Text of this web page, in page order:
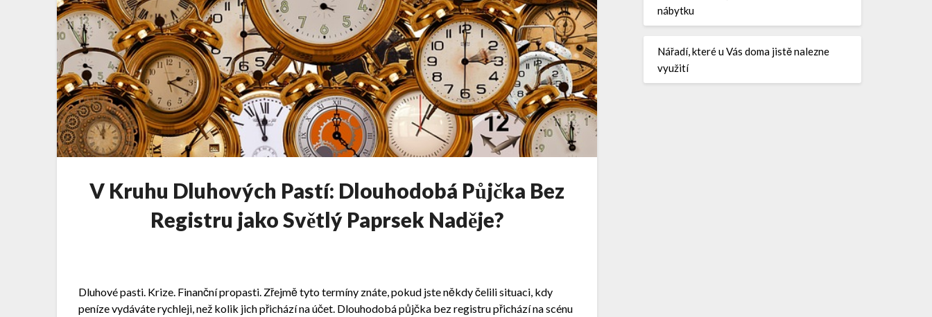
V Kruhu Dluhových Pastí: Dlouhodobá Půjčka Bez
Registru jako Světlý Paprsek Naděje?
Dluhové pasti. Krize. Finanční propasti. Zřejmě tyto termíny znáte, pokud jste někdy čelili situaci, kdy
peníze vydáváte rychleji, než kolik jich přichází na účet. Dlouhodobá půjčka bez registru přichází na scénu
nábytku
Nářadí, které u Vás doma jistě nalezne
využití